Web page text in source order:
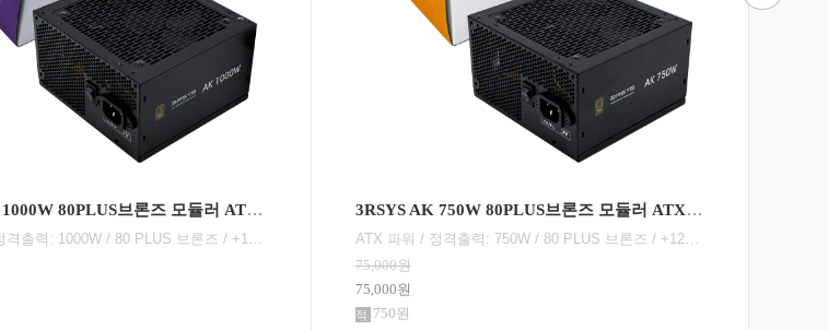
3RSYS AK 750W 80PLUS브론즈 모듈러 ATX3.1 3RSYS AK 850W 80PLUS브론즈 모듈러 ATX3.1
85,000원
85,000원
850원